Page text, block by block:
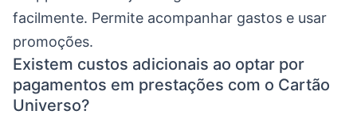
facilmente. Permite acompanhar gastos e usar
promoções.
Existem custos adicionais ao optar por
pagamentos em prestações com o Cartão
Universo?